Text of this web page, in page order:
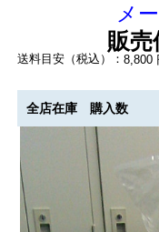
メ
販売
送料目安（税込）： 8,800
全店在庫 購入数